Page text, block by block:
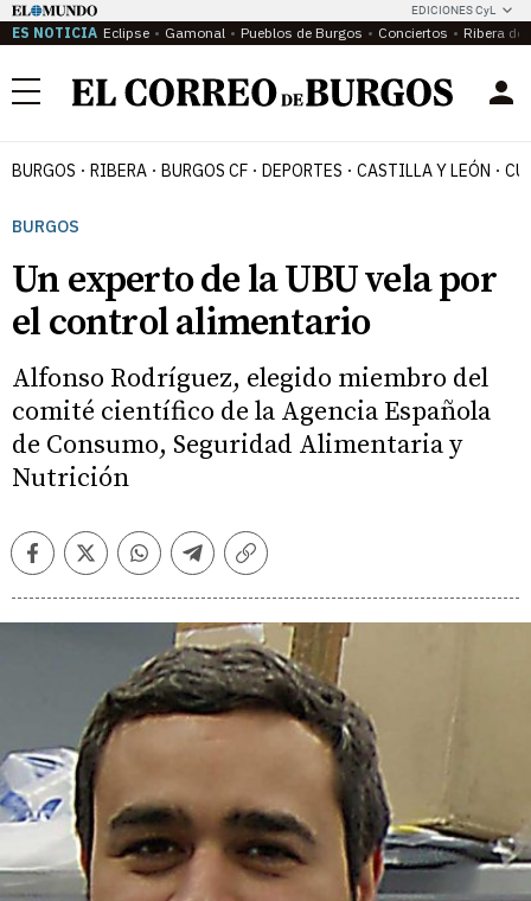
EDICIONES CyL
ES NOTICIA Eclipse Gamonal Pueblos de Burgos Conciertos Ribera del
Menú
BURGOS RIBERA BURGOS CF DEPORTES CASTILLA Y LEÓN
BURGOS
Un experto de la UBU vela por
el control alimentario
Alfonso Rodríguez, elegido miembro del
comité científico de la Agencia Española
de Consumo, Seguridad Alimentaria y
Nutrición
FacebookTwitterWhatsappTelegramCopiar